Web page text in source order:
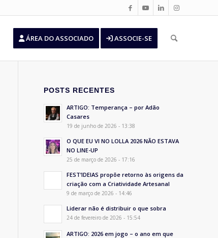
ÁREA DO ASSOCIADO ASSOCIE-SE
POSTS RECENTES
ARTIGO: Temperança – por Adão
Casares
19 de junho de 2026 - 13:38
O QUE EU VI NO LOLLA 2026 NÃO ESTAVA
NO LINE-UP
25 de março de 2026 - 17:16
FEST’IDEIAS propõe retorno às origens da
criação com a Criatividade Artesanal
9 de março de 2026 - 14:46
Liderar não é distribuir o que sobra
24 de fevereiro de 2026 - 15:54
ARTIGO: 2026 em jogo – o ano em que